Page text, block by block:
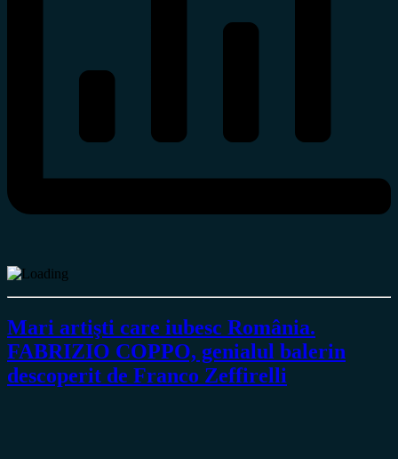
Mari artişti care iubesc România.
FABRIZIO COPPO, genialul balerin
descoperit de Franco Zeffirelli